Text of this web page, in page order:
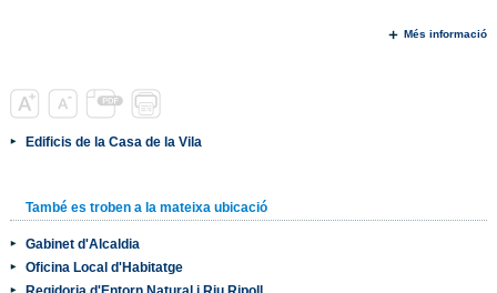
Més informació
Edificis de la Casa de la Vila
També es troben a la mateixa ubicació
Gabinet d'Alcaldia
Oficina Local d'Habitatge